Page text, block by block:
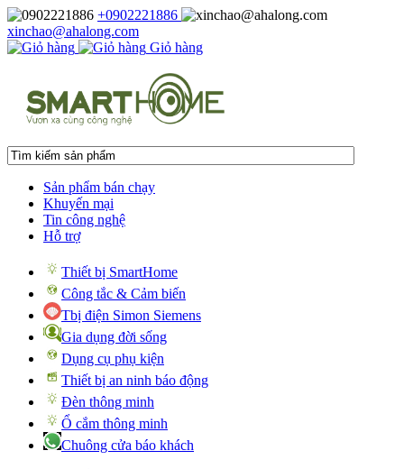
+0902221886
xinchao@ahalong.com
Giỏ hàng
Sản phẩm bán chạy
Khuyến mại
Tin công nghệ
Hỗ trợ
Thiết bị SmartHome
Công tắc & Cảm biến
Tbị điện Simon Siemens
Gia dụng đời sống
Dụng cụ phụ kiện
Thiết bị an ninh báo động
Đèn thông minh
Ổ cắm thông minh
Chuông cửa báo khách